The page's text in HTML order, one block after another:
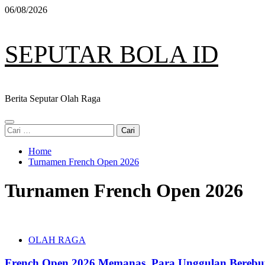
Skip
06/08/2026
SEPUTAR BOLA ID
Berita Seputar Olah Raga
Primary
Menu
Cari
untuk:
Home
Turnamen French Open 2026
Turnamen French Open 2026
OLAH RAGA